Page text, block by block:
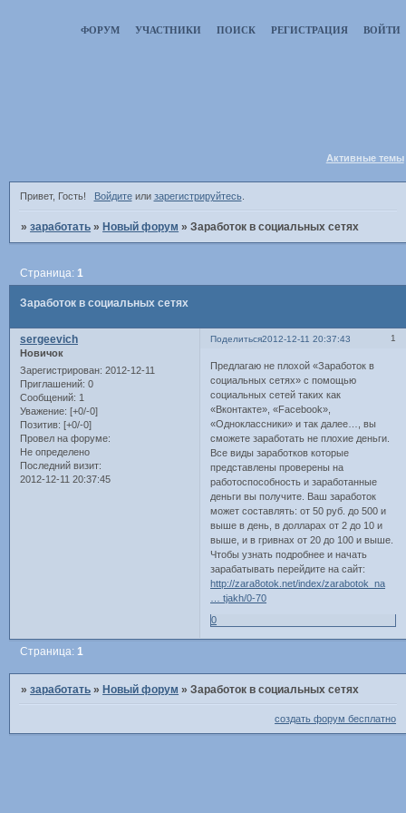
ФОРУМ УЧАСТНИКИ ПОИСК РЕГИСТРАЦИЯ ВОЙТИ
Активные темы
Привет, Гость! Войдитеили зарегистрируйтесь.
»заработать »Новый форум »Заработок в социальных сетях
Заработок в социальных сетях
Страница:1
Поделиться 1
2012-12-11 20:37:43
sergeevich
Новичок
Зарегистрирован: 2012-12-11
Приглашений: 0
Сообщений: 1
Уважение: [+0/-0]
Позитив: [+0/-0]
Провел на форуме:
Не определено
Последний визит:
2012-12-11 20:37:45
Предлагаю не плохой «Заработок в
социальных сетях» с помощью
социальных сетей таких как
«Вконтакте», «Facebook»,
«Одноклассники» и так далее…, вы
сможете заработать не плохие деньги.
Все виды заработков которые
представлены проверены на
работоспособность и заработанные
деньги вы получите. Ваш заработок
может составлять: от 50 руб. до 500 и
выше в день, в долларах от 2 до 10 и
выше, и в гривнах от 20 до 100 и выше.
Чтобы узнать подробнее и начать
зарабатывать перейдите на сайт:
http://zara8otok.net/index/zarabotok_na
… tjakh/0-70
0
Страница:1
»заработать » Новый форум »Заработок в социальных сетях
создать форум бесплатно